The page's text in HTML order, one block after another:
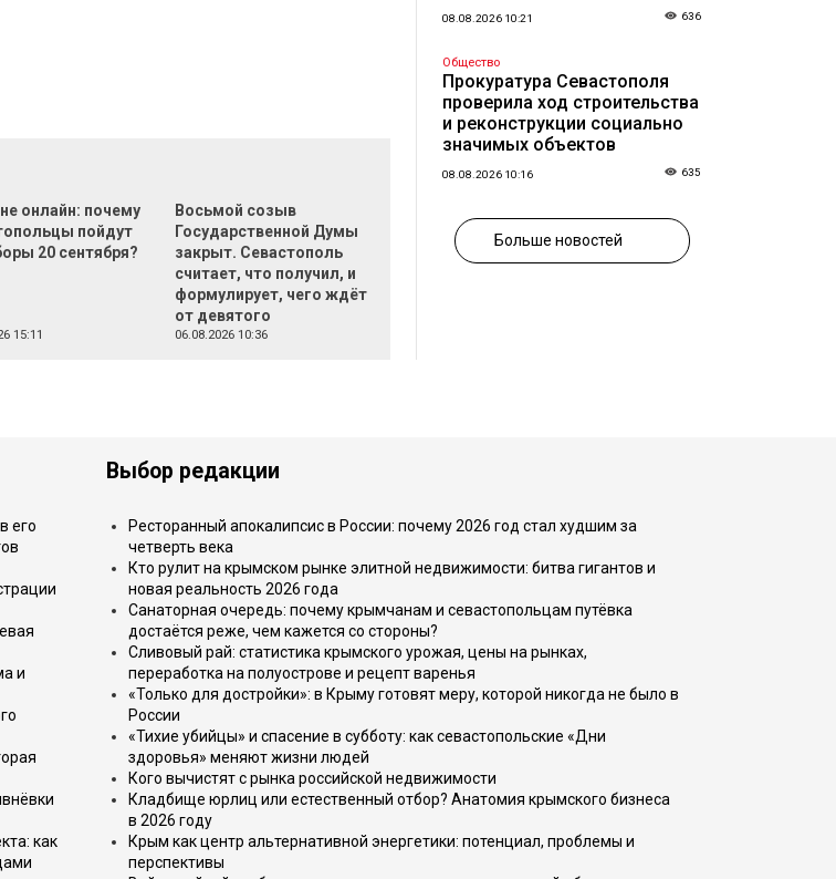
онлайн: почему
пойдут
20 сентября?
15:11
Восьмой созыв
Государственной Думы
закрыт. Севастополь
считает, что получил, и
формулирует, чего ждёт
от девятого
06.08.2026 10:36
08.08.2026 10:21 636
Общество
Прокуратура Севастополя
проверила ход строительства
и реконструкции социально
значимых объектов
08.08.2026 10:16 635
Больше новостей
его
и
как
Выбор редакции
Ресторанный апокалипсис в России: почему 2026 год стал худшим за
четверть века
Кто рулит на крымском рынке элитной недвижимости: битва гигантов и
новая реальность 2026 года
Санаторная очередь: почему крымчанам и севастопольцам путёвка
достаётся реже, чем кажется со стороны?
Сливовый рай: статистика крымского урожая, цены на рынках,
переработка на полуострове и рецепт варенья
«Только для достройки»: в Крыму готовят меру, которой никогда не было в
России
«Тихие убийцы» и спасение в субботу: как севастопольские «Дни
здоровья» меняют жизни людей
Кого вычистят с рынка российской недвижимости
Кладбище юрлиц или естественный отбор? Анатомия крымского бизнеса
в 2026 году
Крым как центр альтернативной энергетики: потенциал, проблемы и
перспективы